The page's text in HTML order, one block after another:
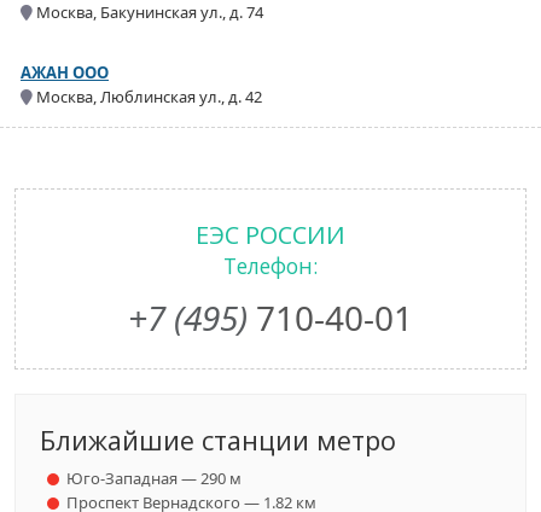
Москва, Бакунинская ул., д. 74
АЖАН ООО
Москва, Люблинская ул., д. 42
ЕЭС РОССИИ
Телефон:
+7 (495) 710-40-01
Ближайшие станции метро
Юго-Западная — 290 м
Проспект Вернадского — 1.82 км